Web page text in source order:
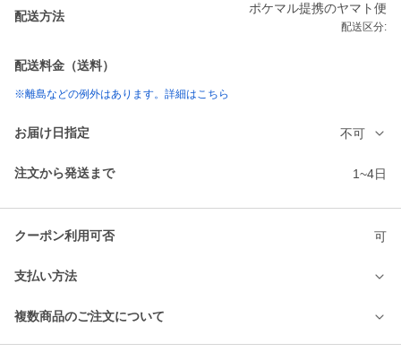
配送方法
ポケマル提携のヤマト便
配送区分:
配送料金（送料）
※離島などの例外はあります。詳細はこちら
お届け日指定 不可
注文から発送まで 1~4日
クーポン利用可否 可
支払い方法
複数商品のご注文について